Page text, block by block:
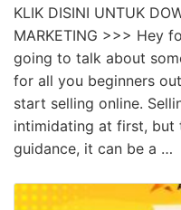
KLIK DISINI UNTUK
MARKETING >>> Hey
going to talk about
for all you beginners
start selling online.
intimidating at first,
guidance, it can be a …